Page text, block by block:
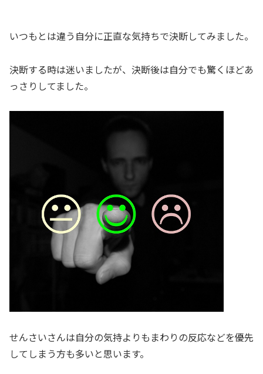
いつもとは違う自分に正直な気持ちで決断してみました。
決断する時は迷いましたが、決断後は自分でも驚くほどあ
っさりしてました。
せんさいさんは自分の気持よりもまわりの反応などを優先
してしまう方も多いと思います。